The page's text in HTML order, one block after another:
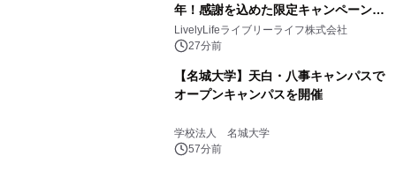
年！感謝を込めた限定キャンペーンを
8月10日より開催
LivelyLifeライブリーライフ株式会社
27分前
【名城大学】天白・八事キャンパスで
オープンキャンパスを開催
学校法人 名城大学
57分前